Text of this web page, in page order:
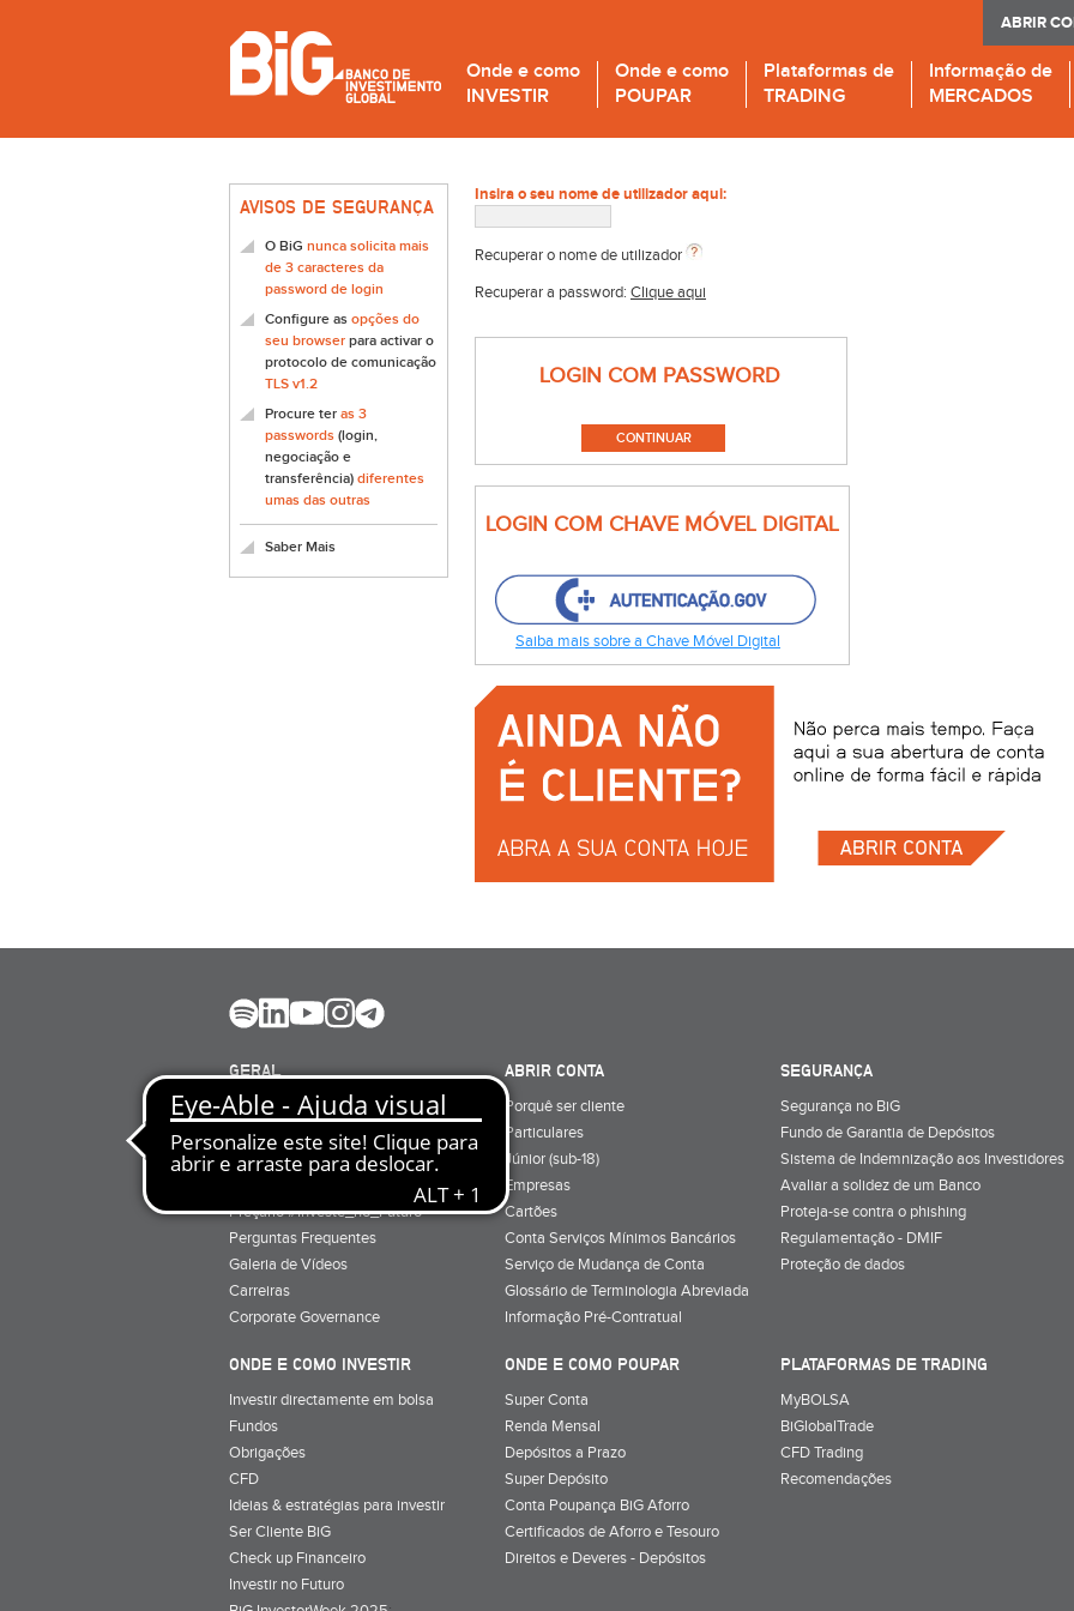
ABRIR
Onde e como
INVESTIR
Onde e como
POUPAR
Plataformas de
TRADING
Informação de
MERCADOS
AVISOS DE SEGURANÇA
O BiG nunca solicita mais
de 3 caracteres da
password de login
Configure as opções do
seu browser para activar o
protocolo de comunicação
TLS v1.2
Procure ter as 3
passwords (login,
negociação e
transferência) diferentes
umas das outras
Saber Mais
Insira o seu nome de utilizador aqui:
Recuperar o nome de utilizador
Recuperar a password: Clique aqui
LOGIN COM PASSWORD
LOGIN COM CHAVE MÓVEL DIGITAL
Saiba mais sobre a Chave Móvel Digital
GERAL
Quem Somos
Preçário
Minha conta
Preçário #Investe_no_Futuro
Perguntas Frequentes
Galeria de Vídeos
Carreiras
Corporate Governance
ABRIR CONTA
Porquê ser cliente
Particulares
Júnior (sub-18)
Empresas
Cartões
Conta Serviços Mínimos Bancários
Serviço de Mudança de Conta
Glossário de Terminologia Abreviada
Informação Pré-Contratual
SEGURANÇA
Segurança no BiG
Fundo de Garantia de Depósitos
Sistema de Indemnização aos Investidores
Avaliar a solidez de um Banco
Proteja-se contra o phishing
Regulamentação - DMIF
Proteção de dados
ONDE E COMO INVESTIR
Investir directamente em bolsa
Fundos
Obrigações
CFD
Ideias & estratégias para investir
Ser Cliente BiG
Check up Financeiro
Investir no Futuro
ONDE E COMO POUPAR
Super Conta
Renda Mensal
Depósitos a Prazo
Super Depósito
Conta Poupança BiG Aforro
Certificados de Aforro e Tesouro
Direitos e Deveres - Depósitos
PLATAFORMAS DE TRADING
MyBOLSA
BiGlobalTrade
CFD Trading
Recomendações